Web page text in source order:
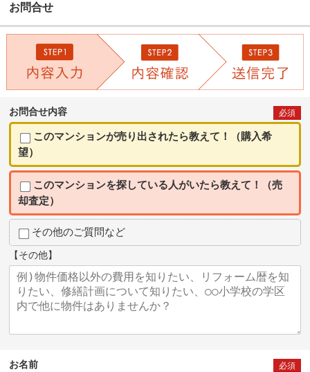
お問合せ
お問合せ内容 必須
このマンションが売り出されたら教えて！（購入希
望）
このマンションを探している人がいたら教えて！（売
却査定）
その他のご質問など
【その他】
お名前 必須